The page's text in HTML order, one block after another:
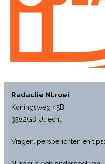
Redactie NLroei
Koningsweg 45B
3582GB Utrecht
Vragen, persberichten en tips: